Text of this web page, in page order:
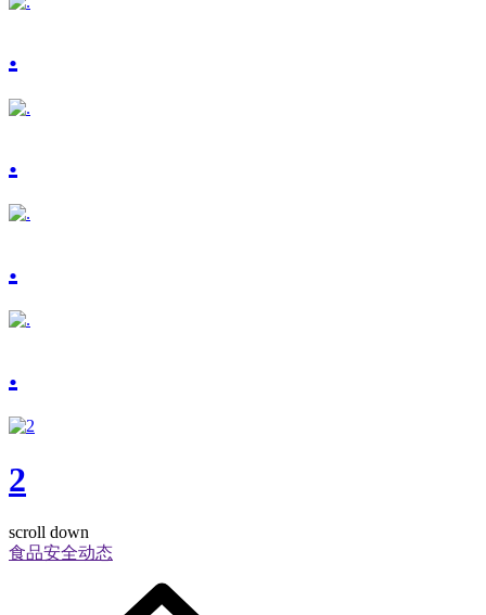
.
.
.
.
2
scroll down
食品安全动态